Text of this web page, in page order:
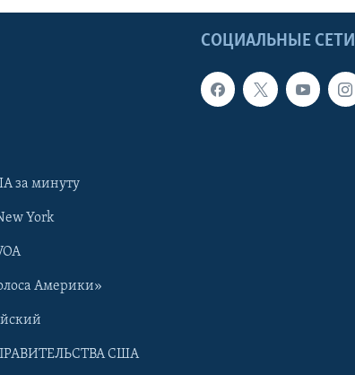
СОЦИАЛЬНЫЕ СЕТИ
за минуту
York
Америки»
США